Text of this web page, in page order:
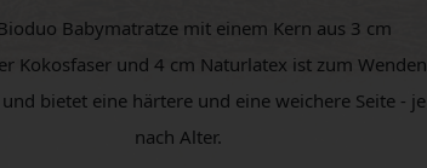
Babymatratze mit einem Kern aus 3 cm
Kokosfaser und 4 cm Naturlatex ist zum Wenden
bietet eine härtere und eine weichere Seite - je
nach Alter.